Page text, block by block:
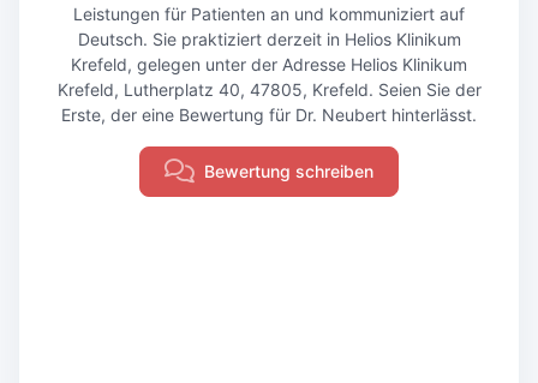
Leistungen für Patienten an und kommuniziert auf
Deutsch. Sie praktiziert derzeit in Helios Klinikum
Krefeld, gelegen unter der Adresse Helios Klinikum
Krefeld, Lutherplatz 40, 47805, Krefeld. Seien Sie der
Erste, der eine Bewertung für Dr. Neubert hinterlässt.
Bewertung schreiben